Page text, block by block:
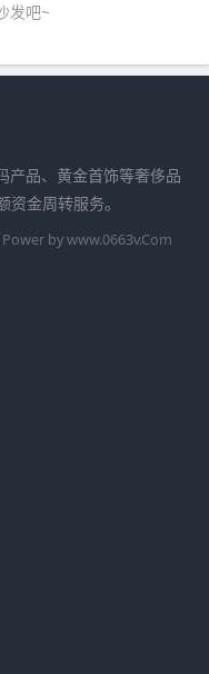
发吧~
产品、黄金首饰等奢侈品
金周转服务。
bywww.0663v.Com